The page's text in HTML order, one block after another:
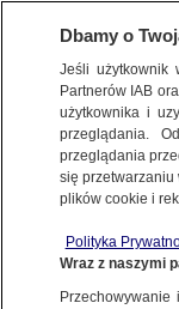
TRÓJMIASTO
Dbamy o
Jeśli
Partnerów IAB
użytkownika i
przeglądania.
przeglądania
się
plików cookie i
Polityka
Wraz z naszymi